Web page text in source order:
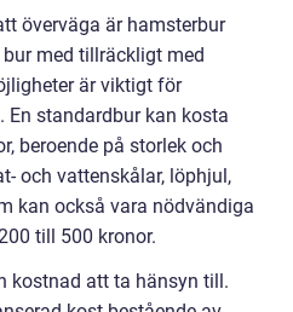
överväga är hamsterbur
med tillräckligt med
är viktigt för
En standardbur kan kosta
beroende på storlek och
och vattenskålar, löphjul,
kan också vara nödvändiga
till 500 kronor.
kostnad att ta hänsyn till.